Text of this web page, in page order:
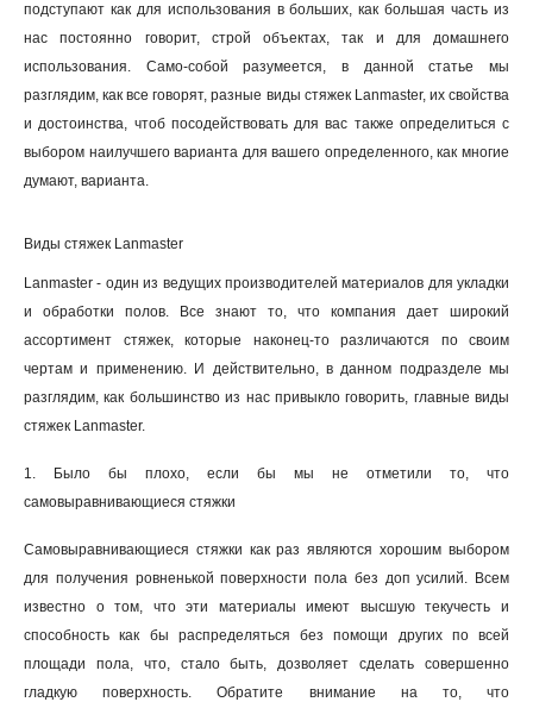
подступают как для использования в больших, как большая часть из
нас постоянно говорит, строй объектах, так и для домашнего
использования. Само-собой разумеется, в данной статье мы
разглядим, как все говорят, разные виды стяжек Lanmaster, их свойства
и достоинства, чтоб посодействовать для вас также определиться с
выбором наилучшего варианта для вашего определенного, как многие
думают, варианта.
Виды стяжек Lanmaster
Lanmaster - один из ведущих производителей материалов для укладки
и обработки полов. Все знают то, что компания дает широкий
ассортимент стяжек, которые наконец-то различаются по своим
чертам и применению. И действительно, в данном подразделе мы
разглядим, как большинство из нас привыкло говорить, главные виды
стяжек Lanmaster.
1. Было бы плохо, если бы мы не отметили то, что
самовыравнивающиеся стяжки
Самовыравнивающиеся стяжки как раз являются хорошим выбором
для получения ровненькой поверхности пола без доп усилий. Всем
известно о том, что эти материалы имеют высшую текучесть и
способность как бы распределяться без помощи других по всей
площади пола, что, стало быть, дозволяет сделать совершенно
гладкую поверхность. Обратите внимание на то, что